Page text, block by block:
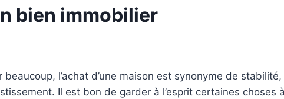
bien immobilier
beaucoup, l’achat d’une maison est synonyme de
Il est bon de garder à l’esprit certaines